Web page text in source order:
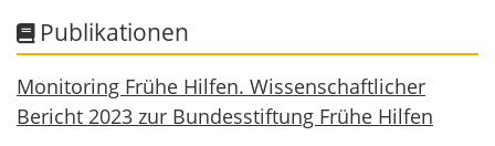
Publikationen
Monitoring Frühe Hilfen. Wissenschaftlicher
Bericht 2023 zur Bundesstiftung Frühe Hilfen